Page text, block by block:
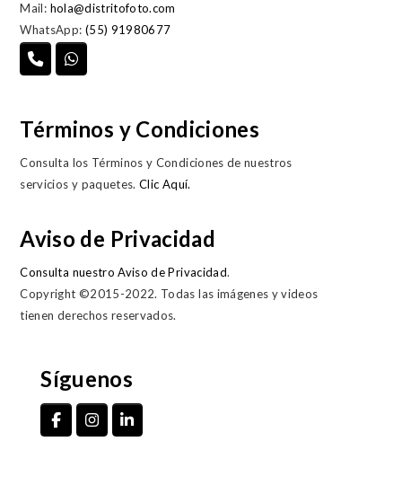
Mail: hola@distritofoto.com
WhatsApp: (55) 91980677
Términos y Condiciones
Consulta los Términos y Condiciones de nuestros
servicios y paquetes.Clic Aquí.
Aviso de Privacidad
Consulta nuestro Aviso de Privacidad.
Copyright ©2015-2022. Todas las imágenes y videos
tienen derechos reservados.
Síguenos